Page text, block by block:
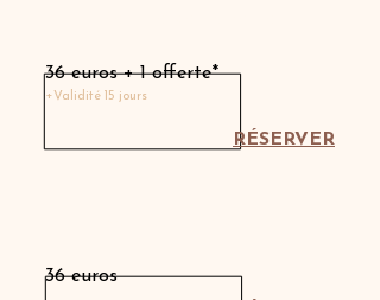
36 euros + 1 offerte*
+Validité 15 jours
RÉSERVER
36 euros